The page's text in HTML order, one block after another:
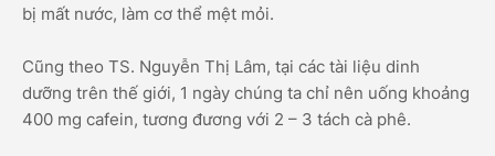
bị mất nước, làm cơ thể mệt mỏi.
Cũng theo TS. Nguyễn Thị Lâm, tại các tài liệu dinh
dưỡng trên thế giới, 1 ngày chúng ta chỉ nên uống khoảng
400 mg cafein, tương đương với 2 – 3 tách cà phê.